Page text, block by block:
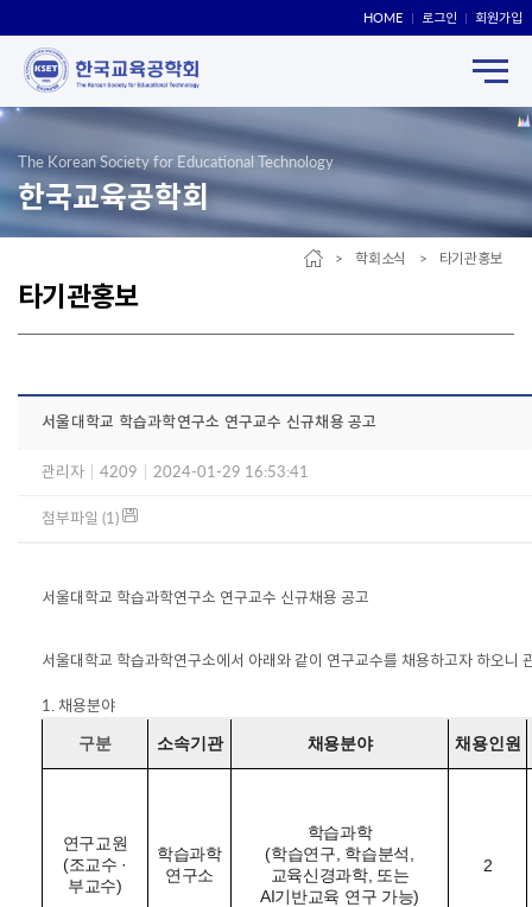
HOME 로그인 회원가입
The Korean Society for Educational Technology
한국교육공학회
타기관홍보
> 학회소식 > 타기관홍보
서울대학교 학습과학연구소 연구교수 신규채용 공고
관리자 4209 2024-01-29 16:53:41
첨부파일 (1)
서울대학교 학습과학연구소 연구교수 신규채용 공고
서울대학교 학습과학연구소에서 아래와 같이 연구교수를 채용하고자 하오니
1. 채용분야
구분 소속기관 채용분야 채용인원
연구교원
(조교수 ·
부교수)
학습과학
연구소
학습과학
(학습연구, 학습분석,
교육신경과학, 또는
AI기반교육 연구 가능)
2